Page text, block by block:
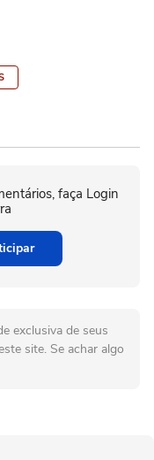
faça Login
exclusiva de seus
site. Se achar algo